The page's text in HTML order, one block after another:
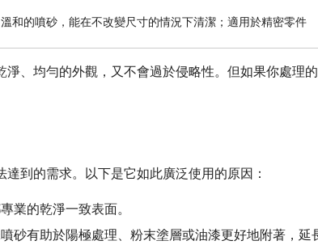
溫和的噴砂，能在不改變尺寸的情況下清潔；適用於精密零件
淨、均勻的外觀，又不會過於侵略性。但如果你處理
到的需求。以下是它如此廣泛使用的原因：
業的乾淨一致表面。
砂有助於陽極處理、粉末塗層或油漆更好地附著，延